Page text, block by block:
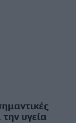
υγεία